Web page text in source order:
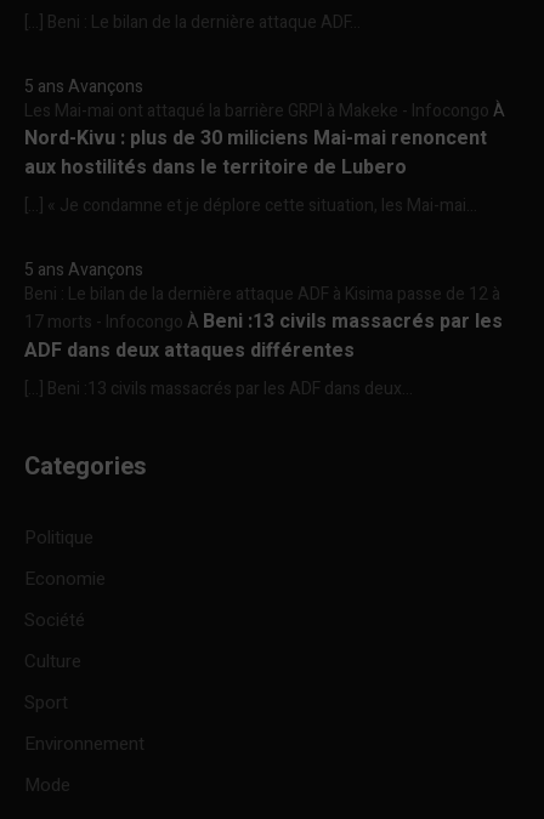
[…] Beni : Le bilan de la dernière attaque ADF...
5 ans Avançons
Les Mai-mai ont attaqué la barrière GRPI à Makeke - InfocongoÀ
Nord-Kivu : plus de 30 miliciens Mai-mai renoncent
aux hostilités dans le territoire de Lubero
[…] « Je condamne et je déplore cette situation, les Mai-mai...
5 ans Avançons
Beni : Le bilan de la dernière attaque ADF à Kisima passe de 12 à
17 morts - InfocongoÀ Beni :13 civils massacrés par les
ADF dans deux attaques différentes
[…] Beni :13 civils massacrés par les ADF dans deux...
Categories
Politique
Economie
Société
Culture
Sport
Environnement
Mode